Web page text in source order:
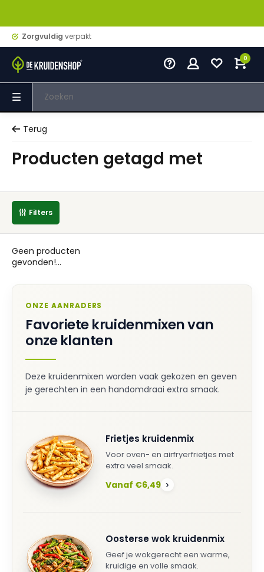
Zorgvuldig verpakt
0
Terug
Producten getagd met
Filters
Geen producten
gevonden!...
ONZE AANRADERS
Favoriete kruidenmixen van
onze klanten
Deze kruidenmixen worden vaak gekozen en geven
je gerechten in een handomdraai extra smaak.
Frietjes kruidenmix
Voor oven- en airfryerfrietjes met
extra veel smaak.
Vanaf €6,49 ›
Oosterse wok kruidenmix
Geef je wokgerecht een warme,
kruidige en volle smaak.